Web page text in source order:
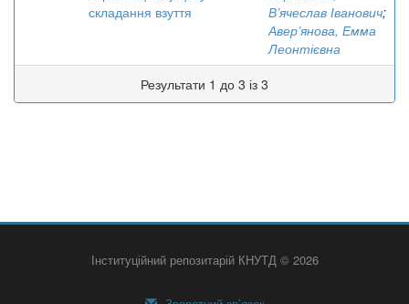
складання взуття
В’ячеслав Іванович;
Авер’янова, Емма
Леонтієвна
Результати 1 до 3 із 3
Інституційний репозитарій КНУТД © 2026